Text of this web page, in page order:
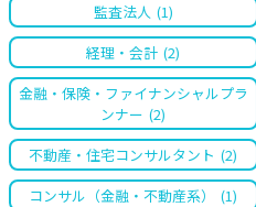
監査法人 (1)
経理・会計 (2)
金融・保険・ファイナンシャルプラ
ンナー (2)
不動産・住宅コンサルタント (2)
コンサル（金融・不動産系）
(1)